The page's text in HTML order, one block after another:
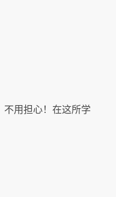
不用担心！在这所学